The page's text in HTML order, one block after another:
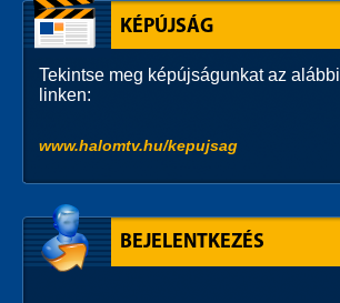
KÉPÚJSÁG
Tekintse meg képújságunkat az alábbi
linken:
www.halomtv.hu/kepujsag
BEJELENTKEZÉS